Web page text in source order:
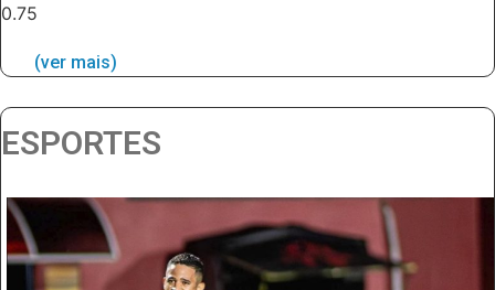
(ver mais)
ESPORTES